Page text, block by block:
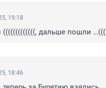
19:18
(((((((((((((, дальше пошли …(((
18:46